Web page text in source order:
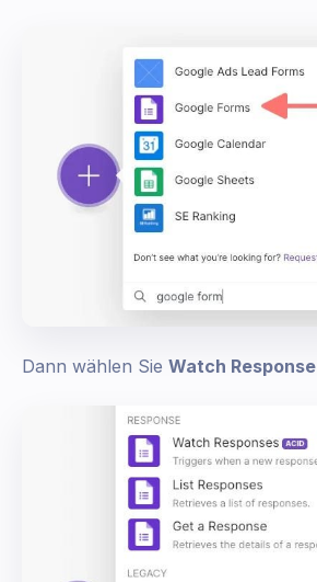
Dann wählen Sie Watch Response